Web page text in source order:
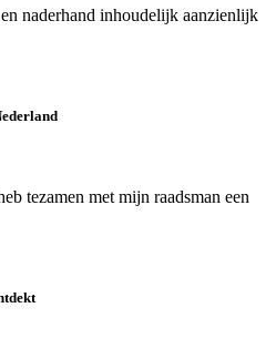
naderhand inhoudelijk aanzienlijk
tezamen met mijn raadsman een